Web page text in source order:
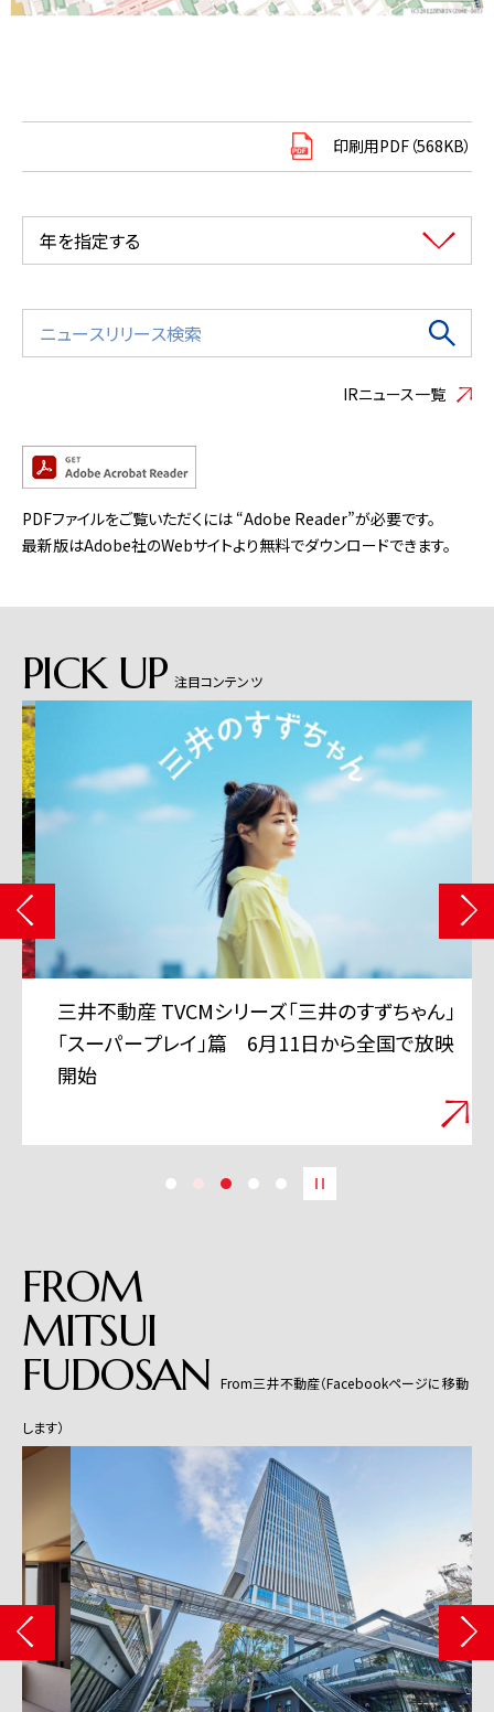
印刷用PDF（568KB）
年を指定する
IRニュース一覧
PDFファイルをご覧いただくには “Adobe Reader”が必要です。
最新版はAdobe社のWebサイトより無料でダウンロードできます。
PICK UP 注目コンテンツ
三井不動産 TVCMシリーズ「三井のすずちゃん」
「スーパープレイ」篇 6月11日から全国で放映
開始
FROM
MITSUI
FUDOSAN From三井不動産（Facebookページに移動
します）